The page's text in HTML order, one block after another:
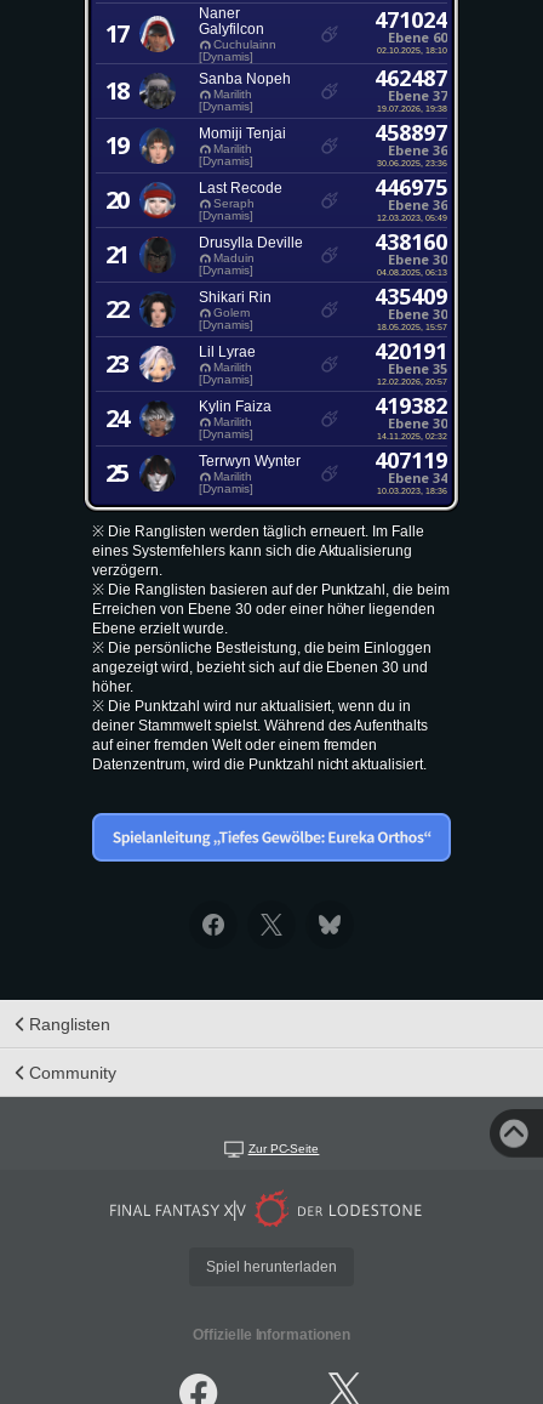
17
Naner
Galyfilcon
Cuchulainn
[Dynamis]
471024
Ebene 60
02.10.2025, 18:10
18 Sanba Nopeh
Marilith
[Dynamis]
462487
Ebene 37
19.07.2026, 19:38
19 Momiji Tenjai
Marilith
[Dynamis]
458897
Ebene 36
30.06.2025, 23:36
20 Last Recode
Seraph
[Dynamis]
446975
Ebene 36
12.03.2023, 05:49
21 Drusylla Deville
Maduin
[Dynamis]
438160
Ebene 30
04.08.2025, 06:13
22 Shikari Rin
Golem
[Dynamis]
435409
Ebene 30
18.05.2025, 15:57
23 Lil Lyrae
Marilith
[Dynamis]
420191
Ebene 35
12.02.2026, 20:57
24 Kylin Faiza
Marilith
[Dynamis]
419382
Ebene 30
14.11.2025, 02:32
25 Terrwyn Wynter
Marilith
[Dynamis]
407119
Ebene 34
10.03.2023, 18:36
※ Die Ranglisten werden täglich erneuert. Im Falle
eines Systemfehlers kann sich die Aktualisierung
verzögern.
※ Die Ranglisten basieren auf der Punktzahl, die beim
Erreichen von Ebene 30 oder einer höher liegenden
Ebene erzielt wurde.
※ Die persönliche Bestleistung, die beim Einloggen
angezeigt wird, bezieht sich auf die Ebenen 30 und
höher.
※ Die Punktzahl wird nur aktualisiert, wenn du in
deiner Stammwelt spielst. Während des Aufenthalts
auf einer fremden Welt oder einem fremden
Datenzentrum, wird die Punktzahl nicht aktualisiert.
Ranglisten
Community
Zur PC-Seite
Spiel herunterladen
Offizielle Informationen